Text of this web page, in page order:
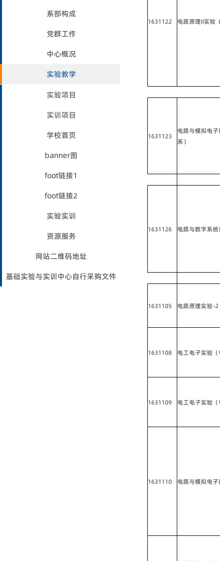
系部构成
党群工作
中心概况
实验教学
实验项目
实训项目
学校首页
banner图
foot链接1
foot链接2
实验实训
资源服务
网站二维码地址
基础实验与实训中心自行采购文件
1631122 电路原理II实验
1631123
电路与模拟电
系）
1631126 电路与数字系
1631105 电路原理实验-2
1631108 电工电子实验
1631109 电工电子实验
1631110 电路与模拟电